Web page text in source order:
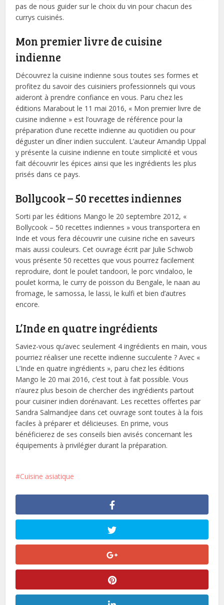
pas de nous guider sur le choix du vin pour chacun des
currys cuisinés.
Mon premier livre de cuisine
indienne
Découvrez la cuisine indienne sous toutes ses formes et
profitez du savoir des cuisiniers professionnels qui vous
aideront à prendre confiance en vous. Paru chez les
éditions Marabout le 11 mai 2016, « Mon premier livre de
cuisine indienne » est l’ouvrage de référence pour la
préparation d’une recette indienne au quotidien ou pour
déguster un dîner indien succulent. L’auteur Amandip Uppal
y présente la cuisine indienne en toute simplicité et vous
fait découvrir les épices ainsi que les ingrédients les plus
prisés dans ce pays.
Bollycook – 50 recettes indiennes
Sorti par les éditions Mango le 20 septembre 2012, «
Bollycook – 50 recettes indiennes » vous transportera en
Inde et vous fera découvrir une cuisine riche en saveurs
mais aussi couleurs. Cet ouvrage écrit par Julie Schwob
vous présente 50 recettes que vous pourrez facilement
reproduire, dont le poulet tandoori, le porc vindaloo, le
poulet korma, le curry de poisson du Bengale, le naan au
fromage, le samossa, le lassi, le kulfi et bien d’autres
encore.
L’Inde en quatre ingrédients
Saviez-vous qu’avec seulement 4 ingrédients en main, vous
pourriez réaliser une recette indienne succulente ? Avec «
L’Inde en quatre ingrédients », paru chez les éditions
Mango le 20 mai 2016, c’est tout à fait possible. Vous
n’aurez plus besoin de chercher des ingrédients partout
pour cuisiner indien dorénavant. Les recettes offertes par
Sandra Salmandjee dans cet ouvrage sont toutes à la fois
faciles à préparer et délicieuses. En prime, vous
bénéficierez de ses conseils bien avisés concernant les
équipements à privilégier durant la préparation.
Cuisine asiatique